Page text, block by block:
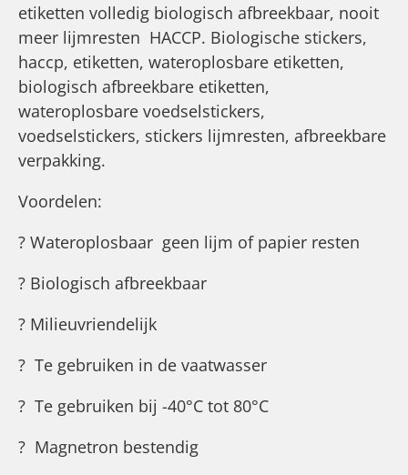
etiketten volledig biologisch afbreekbaar, nooit
meer lijmresten  HACCP. Biologische stickers,
haccp, etiketten, wateroplosbare etiketten,
biologisch afbreekbare etiketten,
wateroplosbare voedselstickers,
voedselstickers, stickers lijmresten, afbreekbare
verpakking.
Voordelen:
? Wateroplosbaar  geen lijm of papier resten
? Biologisch afbreekbaar
? Milieuvriendelijk
? Te gebruiken in de vaatwasser
? Te gebruiken bij -40°C tot 80°C
? Magnetron bestendig